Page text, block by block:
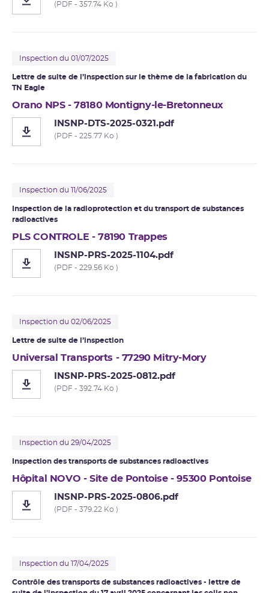
(PDF - 357.74 Ko )
Inspection du 01/07/2025
Lettre de suite de l’inspection sur le thème de la fabrication du
TN Eagle
Orano NPS - 78180 Montigny-le-Bretonneux
INSNP-DTS-2025-0321.pdf
(PDF - 225.77 Ko )
Inspection du 11/06/2025
Inspection de la radioprotection et du transport de substances
radioactives
PLS CONTROLE - 78190 Trappes
INSNP-PRS-2025-1104.pdf
(PDF - 229.56 Ko )
Inspection du 02/06/2025
Lettre de suite de l’inspection
Universal Transports - 77290 Mitry-Mory
INSNP-PRS-2025-0812.pdf
(PDF - 392.74 Ko )
Inspection du 29/04/2025
Inspection des transports de substances radioactives
Hôpital NOVO - Site de Pontoise - 95300 Pontoise
INSNP-PRS-2025-0806.pdf
(PDF - 379.22 Ko )
Inspection du 17/04/2025
Contrôle des transports de substances radioactives - lettre de